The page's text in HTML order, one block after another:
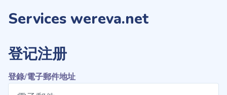
Services wereva.net
登记注册
登錄/電子郵件地址